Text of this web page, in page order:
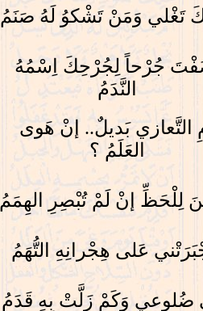
تَغْلي وَمَنْ تَشْكوُ لَهُ صَنَمُ
جُرْحاً لِجُرْحِكَ اِسْمُهُ
النَّدَمُ
التَّعازي بَديلٌ.. إنْ هَوى
العَلَمُ ؟
لِلْحَظِّ إنْ لَمْ تُبْصِرِ الهِمَمُ
عَلى هِجْرانِهِ التُّهَمُ
ضُلوعي وَكَمْ زَلَّتْ بِهِ قَدَمُ